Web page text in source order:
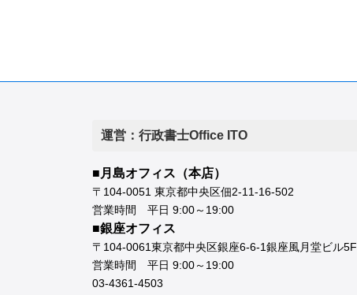
運営：行政書士Office ITO
■月島オフィス（本店）
〒104-0051 東京都中央区佃2-11-16-502
営業時間 平日 9:00～19:00
■銀座オフィス
〒104-0061東京都中央区銀座6-6-1銀座風月堂ビル5F
営業時間 平日 9:00～19:00
03-4361-4503